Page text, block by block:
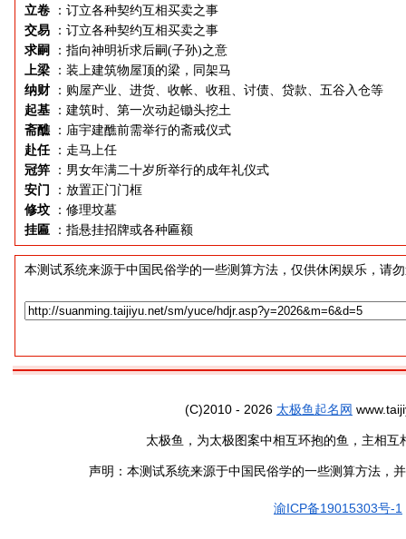
立卷
：订立各种契约互相买卖之事
交易
：订立各种契约互相买卖之事
求嗣
：指向神明祈求后嗣(子孙)之意
上梁
：装上建筑物屋顶的梁，同架马
纳财
：购屋产业、进货、收帐、收租、讨债、贷款、五谷入仓等
起基
：建筑时、第一次动起锄头挖土
斋醮 ：庙宇建醮前需举行的斋戒仪式
赴任 ：走马上任
冠笄
：男女年满二十岁所举行的成年礼仪式
安门
：放置正门门框
修坟
：修理坟墓
挂匾
：指悬挂招牌或各种匾额
本测试系统来源于中国民俗学的一些测算方法，仅供休闲娱乐，请
(C)2010 - 2026 太极鱼起名网
太极鱼，为太极图案中相互环抱的鱼，主相
声明：本测试系统来源于中国民俗学的一些测算方法，
渝ICP备19015303号-1